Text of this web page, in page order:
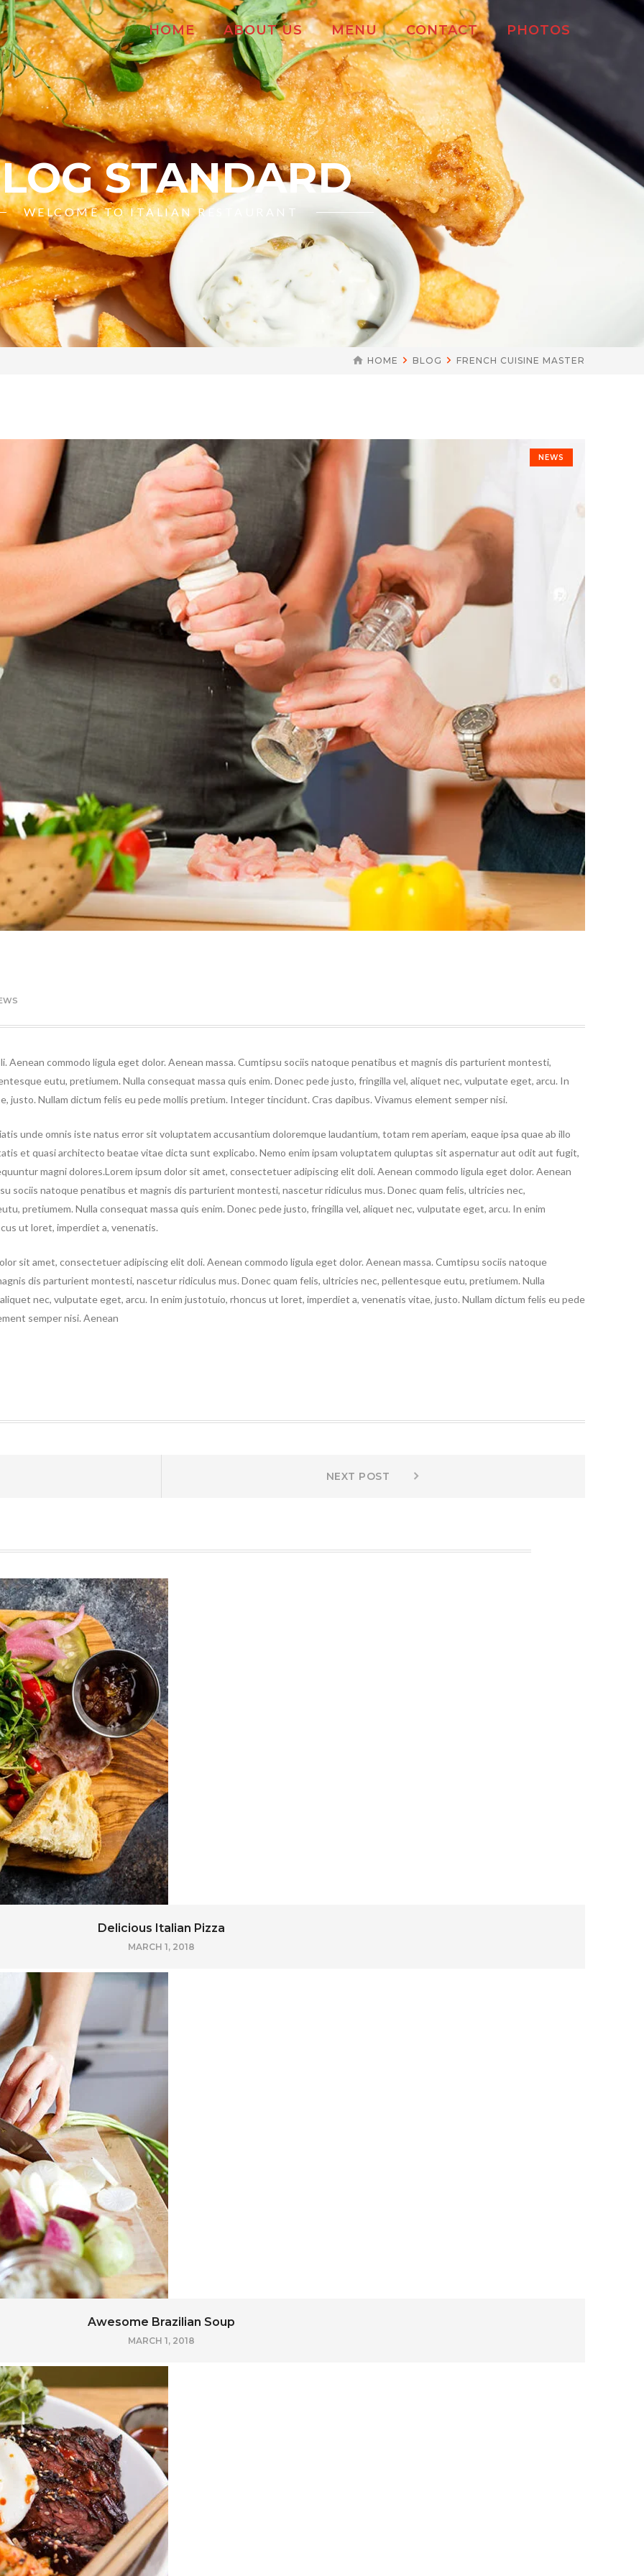
HOME ABOUT US MENU CONTACT PHOTOS
STANDARD
WELCOME TO ITALIAN RESTAURANT
HOME BLOG FRENCH CUISINE MASTER
NEWS
Aenean commodo ligula eget dolor. Aenean massa. Cumtipsu sociis natoque penatibus et magnis dis parturient montesti,
eutu, pretiumem. Nulla consequat massa quis enim. Donec pede justo, fringilla vel, aliquet nec, vulputate eget, arcu. In
Nullam dictum felis eu pede mollis pretium. Integer tincidunt. Cras dapibus. Vivamus element semper nisi.
unde omnis iste natus error sit voluptatem accusantium doloremque laudantium, totam rem aperiam, eaque ipsa quae ab illo
et quasi architecto beatae vitae dicta sunt explicabo. Nemo enim ipsam voluptatem quluptas sit aspernatur aut odit aut fugit,
magni dolores.Lorem ipsum dolor sit amet, consectetuer adipiscing elit doli. Aenean commodo ligula eget dolor. Aenean
sociis natoque penatibus et magnis dis parturient montesti, nascetur ridiculus mus. Donec quam felis, ultricies nec,
pretiumem. Nulla consequat massa quis enim. Donec pede justo, fringilla vel, aliquet nec, vulputate eget, arcu. In enim
ut loret, imperdiet a, venenatis.
sit amet, consectetuer adipiscing elit doli. Aenean commodo ligula eget dolor. Aenean massa. Cumtipsu sociis natoque
dis parturient montesti, nascetur ridiculus mus. Donec quam felis, ultricies nec, pellentesque eutu, pretiumem. Nulla
nec, vulputate eget, arcu. In enim justotuio, rhoncus ut loret, imperdiet a, venenatis vitae, justo. Nullam dictum felis eu pede
semper nisi. Aenean
NEXT POST
Delicious Italian Pizza
MARCH 1, 2018
Awesome Brazilian Soup
MARCH 1, 2018